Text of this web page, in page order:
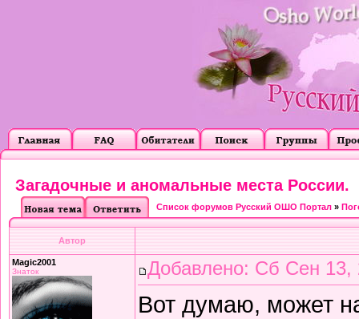
Загадочные и аномальные места России.
Список форумов Русский ОШО Портал »
Автор
Magic2001
Знаток Добавлено: Сб Сен 13,
Вот думаю, может